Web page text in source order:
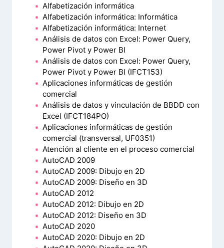
Alfabetización informática
Alfabetización informática: Informática
Alfabetización informática: Internet
Análisis de datos con Excel: Power Query,
Power Pivot y Power BI
Análisis de datos con Excel: Power Query,
Power Pivot y Power BI (IFCT153)
Aplicaciones informáticas de gestión
comercial
Análisis de datos y vinculación de BBDD con
Excel (IFCT184PO)
Aplicaciones informáticas de gestión
comercial (transversal, UF0351)
Atención al cliente en el proceso comercial
AutoCAD 2009
AutoCAD 2009: Dibujo en 2D
AutoCAD 2009: Diseño en 3D
AutoCAD 2012
AutoCAD 2012: Dibujo en 2D
AutoCAD 2012: Diseño en 3D
AutoCAD 2020
AutoCAD 2020: Dibujo en 2D